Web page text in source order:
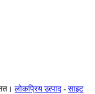
लोकप्रिय उत्पाद-साइट